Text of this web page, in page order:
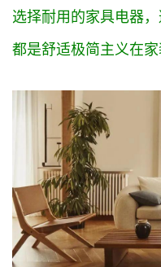
选择耐用的家具电器
都是舒适极简主义在家